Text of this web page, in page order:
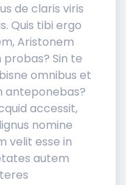
de claris viris
Quis tibi ergo
Aristonem
probas? Sin te
omnibus et
anteponebas?
accessit,
nomine
velit esse in
autem